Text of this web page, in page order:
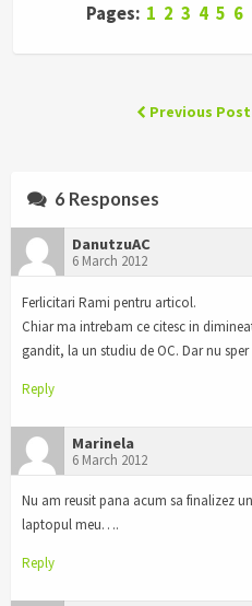
Pages: 1 2 3 4 5 6
Previous Post
6 Responses
DanutzuAC
6 March 2012
Ferlicitari Rami pentru articol.
Chiar ma intrebam ce citesc in
gandit, la un studiu de OC. Dar nu
Reply
Marinela
6 March 2012
Nu am reusit pana acum sa finalizez
laptopul meu….
Reply